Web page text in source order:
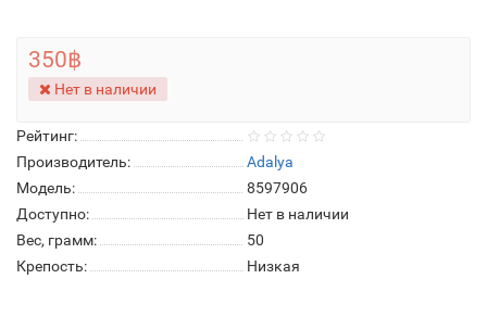
Рейтинг:
Производитель:
Adalya
Модель:
8597906
Доступно:
Нет в наличии
Вес, грамм:
50
Крепость:
Низкая
350฿
Нет в наличии